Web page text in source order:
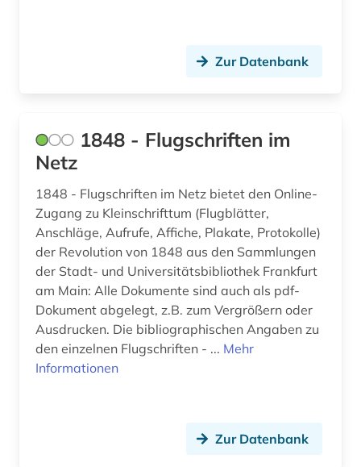
bundestages (1)
autobiografische literatur (4)
autobiographie (1)
autografen (1)
autograph (3)
autor (2)
außenhandel (3)
Zur Datenbank
1848 - Flugschriften im
Netz
1848 - Flugschriften im Netz bietet den Online-
Zugang zu Kleinschrifttum (Flugblätter,
Anschläge, Aufrufe, Affiche, Plakate, Protokolle)
der Revolution von 1848 aus den Sammlungen
der Stadt- und Universitätsbibliothek Frankfurt
am Main: Alle Dokumente sind auch als pdf-
Dokument abgelegt, z.B. zum Vergrößern oder
Ausdrucken. Die bibliographischen Angaben zu
den einzelnen Flugschriften - ... Mehr
Informationen
Zur Datenbank